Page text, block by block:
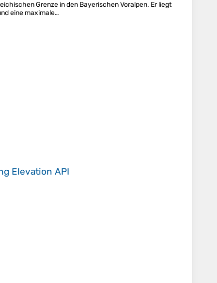
Grenze in den Bayerischen Voralpen. Er liegt
eine maximale…
Elevation API